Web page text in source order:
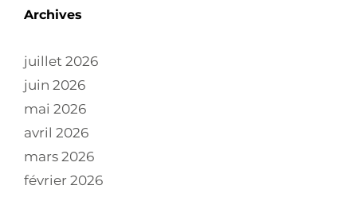
Archives
juillet 2026
juin 2026
mai 2026
avril 2026
mars 2026
février 2026